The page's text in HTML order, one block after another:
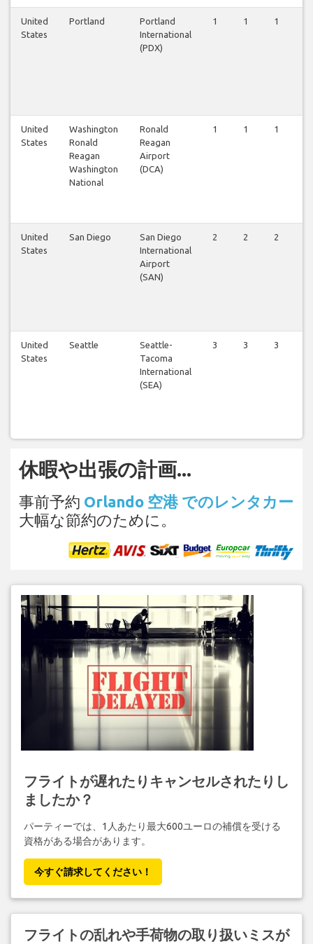
United
States
Portland
Portland
International
(PDX)
1 1 1
United
States
Washington
Ronald
Reagan
Washington
National
Ronald
Reagan
Airport
(DCA)
1 1 1
United
States
San Diego
San Diego
International
Airport
(SAN)
2 2 2
United
States
Seattle
Seattle-
Tacoma
International
(SEA)
3 3 3
休暇や出張の計画...
事前予約 Orlando 空港 でのレンタカー
大幅な節約のために。
フライトが遅れたりキャンセルされたりし
ましたか？
パーティーでは、1人あたり最大600ユーロの補償を受ける
資格がある場合があります。
今すぐ請求してください！
フライトの乱れや手荷物の取り扱いミスが